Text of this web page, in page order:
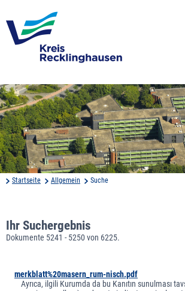
Startseite Allgemein Suche
Ihr Suchergebnis
Dokumente 5241 - 5250 von 6225.
merkblatt%20masern_rum-nisch.pdf
Ayrıca, ilgili Kurumda da bu Kanıtın sunulması